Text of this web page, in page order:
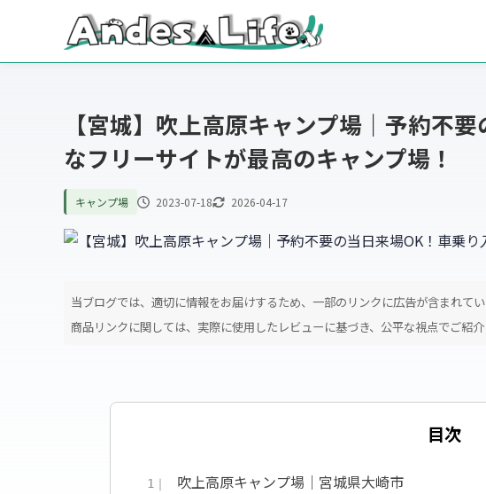
【宮城】吹上高原キャンプ場｜予約不
なフリーサイトが最高のキャンプ場！
キャンプ場 2023-07-18 2026-04-17
当ブログでは、適切に情報をお届けするため、一部のリンクに広告が含まれてい
商品リンクに関しては、実際に使用したレビューに基づき、公平な視点でご紹介
目次
1｜ 吹上高原キャンプ場｜宮城県大崎市